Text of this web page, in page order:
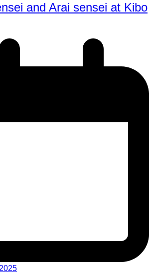
and Arai sensei at Kibo